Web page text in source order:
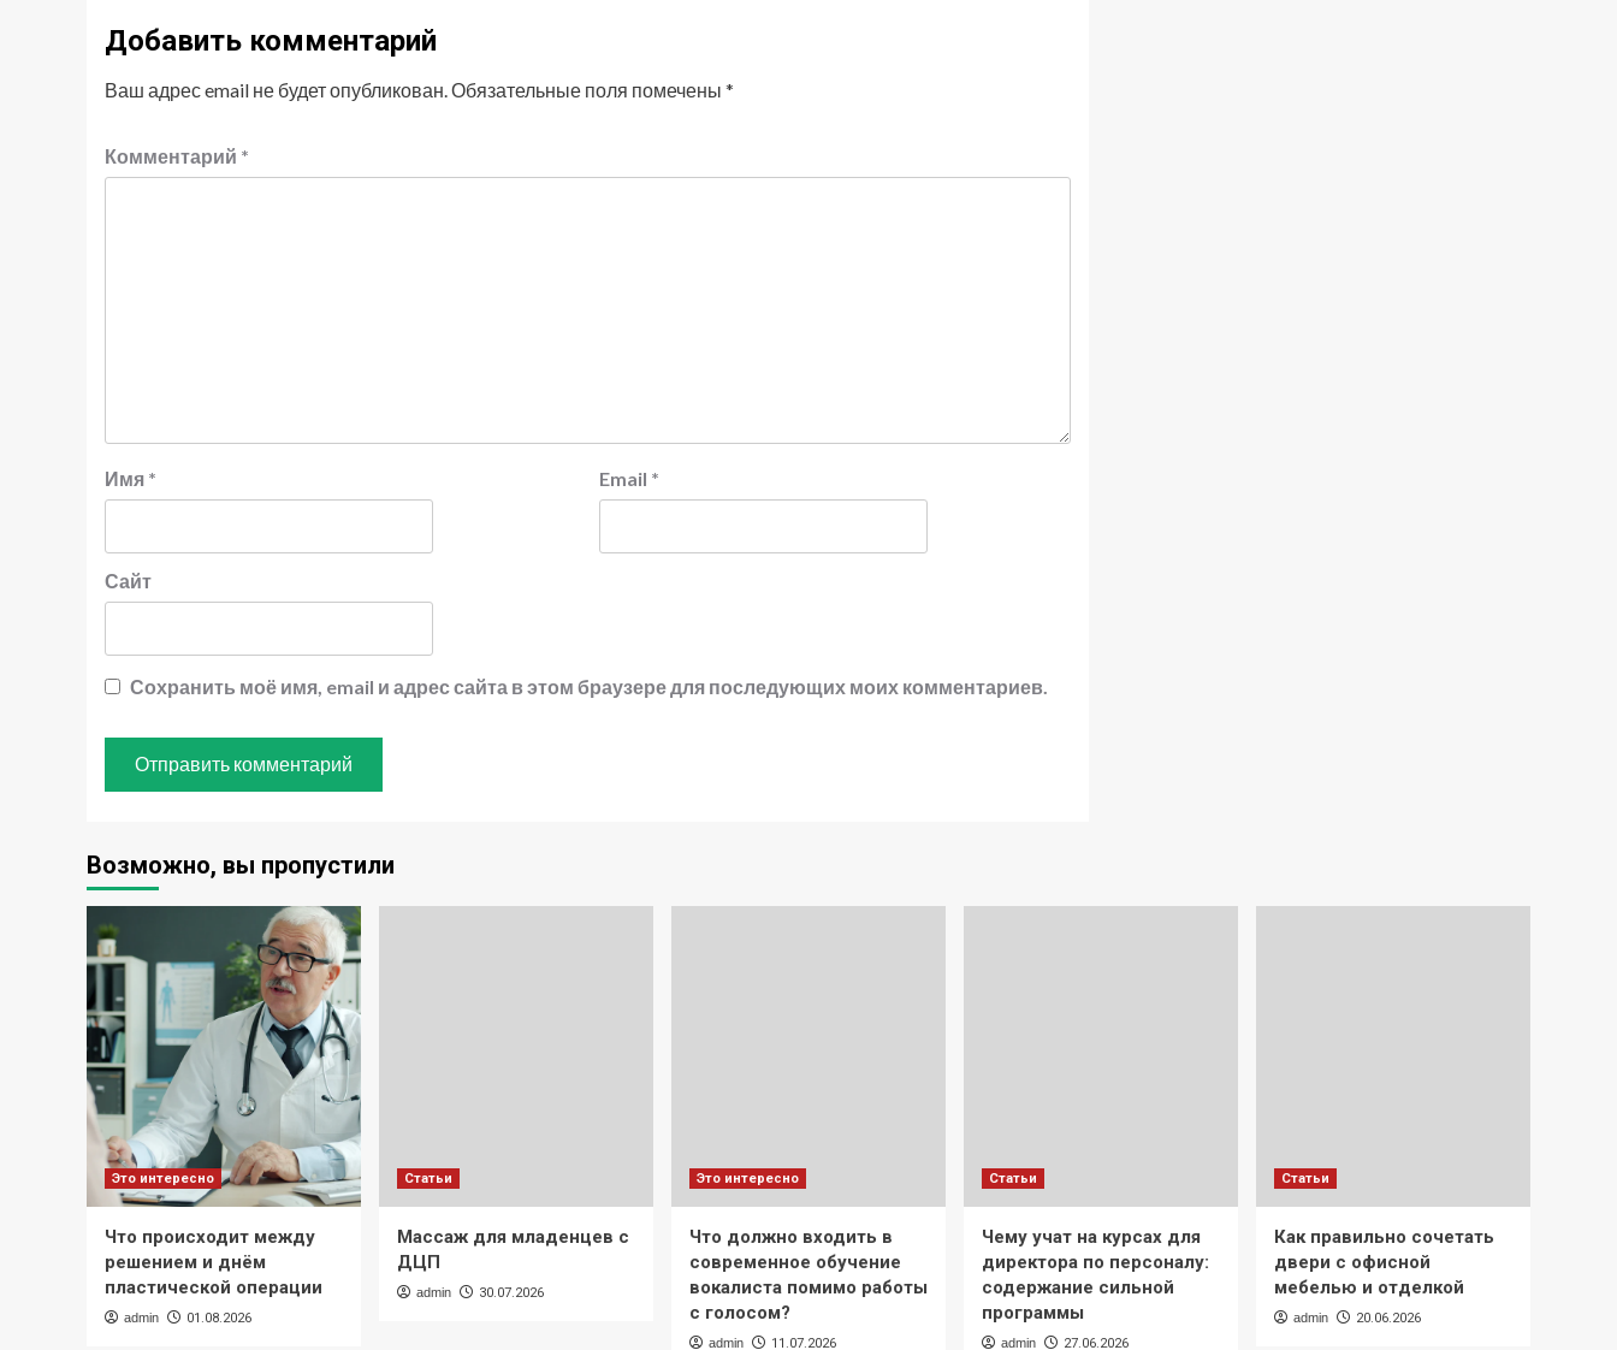
Добавить комментарий
Ваш адрес email не будет опубликован.Обязательные поля помечены *
Комментарий *
Имя * Email *
Сайт
Сохранить моё имя, email и адрес сайта в этом браузере для последующих моих комментариев.
Возможно, вы пропустили
Это интересно
Что происходит между
решением и днём
пластической операции
admin 01.08.2026
Статьи
Массаж для младенцев с
ДЦП
admin 30.07.2026
Это интересно
Что должно входить в
современное обучение
вокалиста помимо работы
с голосом?
admin 11.07.2026
Статьи
Чему учат на курсах для
директора по персоналу:
содержание сильной
программы
admin 27.06.2026
Статьи
Как правильно сочетать
двери с офисной
мебелью и отделкой
admin 20.06.2026